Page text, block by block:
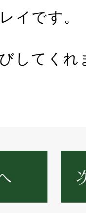
イです。
してくれ